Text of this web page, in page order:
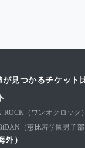
が見つかるチケット
ROCK（ワンオクロック）
（恵比寿学園男子部
外）